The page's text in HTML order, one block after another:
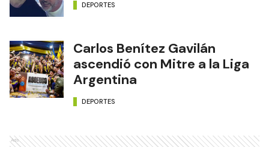
DEPORTES
Carlos Benítez Gavilán
ascendió con Mitre a la Liga
Argentina
DEPORTES
Ads